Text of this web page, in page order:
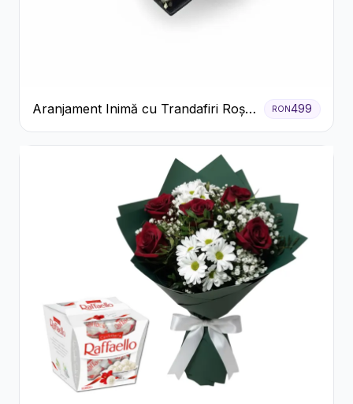
Aranjament Inimă cu Trandafiri Roșii
și Floarea Miresei
RON499